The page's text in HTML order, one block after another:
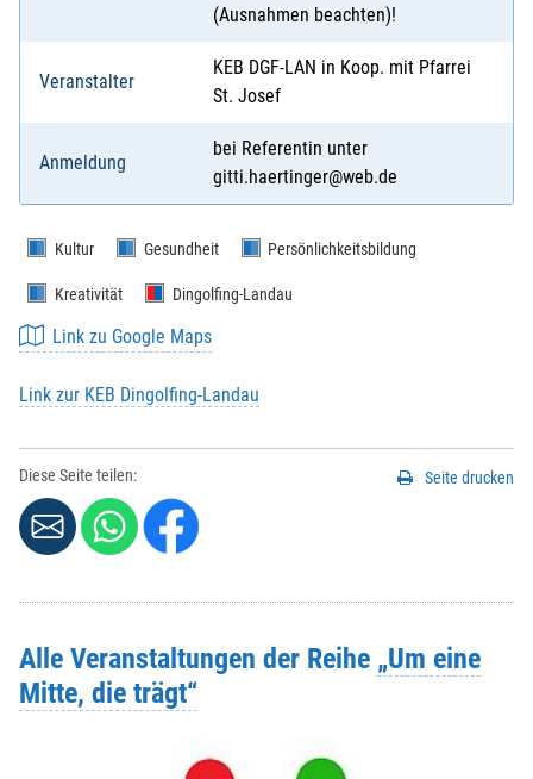
(Ausnahmen beachten)!
Veranstalter
KEB DGF-LAN in Koop. mit Pfarrei
St. Josef
Anmeldung
bei Referentin unter
gitti.haertinger@web.de
Kultur Gesundheit Persönlichkeitsbildung
Kreativität Dingolfing-Landau
Link zu Google Maps
Link zur KEB Dingolfing-Landau
Diese Seite teilen: Seite drucken
Alle Veranstaltungen der Reihe „Um eine
Mitte, die trägt“